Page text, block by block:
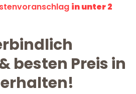
in unter 2
besten Preis in